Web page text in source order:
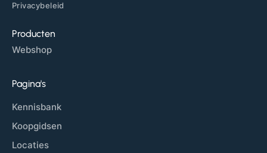
Privacybeleid
Producten
Webshop
Pagina's
Kennisbank
Koopgidsen
Locaties